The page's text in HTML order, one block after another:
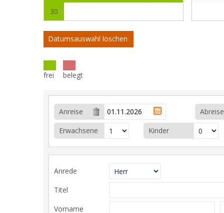
30
Datumsauswahl löschen
frei belegt
Anreise
Abreise
Erwachsene
Kinder
Anrede
Titel
Vorname